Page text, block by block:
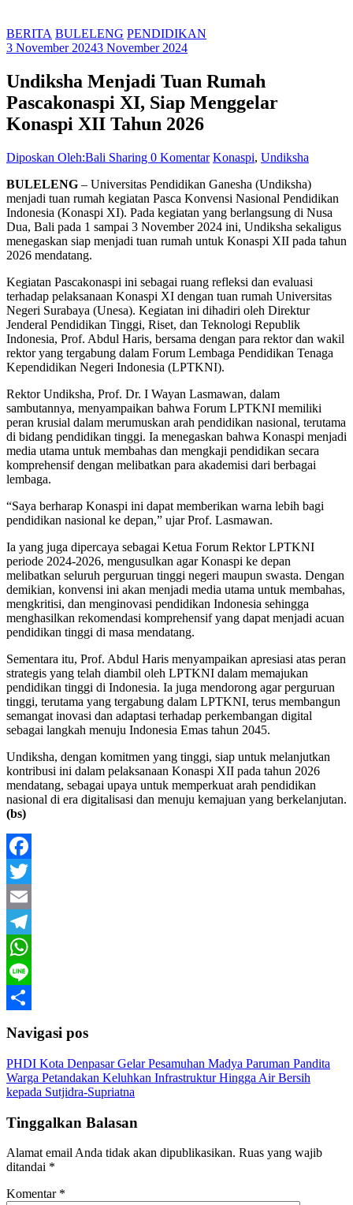
BERITA BULELENG PENDIDIKAN
3 November 20243 November 2024
Undiksha Menjadi Tuan Rumah
Pascakonaspi XI, Siap Menggelar
Konaspi XII Tahun 2026
Diposkan Oleh:Bali Sharing 0 Komentar Konaspi, Undiksha
BULELENG – Universitas Pendidikan Ganesha (Undiksha)
menjadi tuan rumah kegiatan Pasca Konvensi Nasional Pendidikan
Indonesia (Konaspi XI). Pada kegiatan yang berlangsung di Nusa
Dua, Bali pada 1 sampai 3 November 2024 ini, Undiksha sekaligus
menegaskan siap menjadi tuan rumah untuk Konaspi XII pada tahun
2026 mendatang.
Kegiatan Pascakonaspi ini sebagai ruang refleksi dan evaluasi
terhadap pelaksanaan Konaspi XI dengan tuan rumah Universitas
Negeri Surabaya (Unesa). Kegiatan ini dihadiri oleh Direktur
Jenderal Pendidikan Tinggi, Riset, dan Teknologi Republik
Indonesia, Prof. Abdul Haris, bersama dengan para rektor dan wakil
rektor yang tergabung dalam Forum Lembaga Pendidikan Tenaga
Kependidikan Negeri Indonesia (LPTKNI).
Rektor Undiksha, Prof. Dr. I Wayan Lasmawan, dalam
sambutannya, menyampaikan bahwa Forum LPTKNI memiliki
peran krusial dalam merumuskan arah pendidikan nasional, terutama
di bidang pendidikan tinggi. Ia menegaskan bahwa Konaspi menjadi
media utama untuk membahas dan mengkaji pendidikan secara
komprehensif dengan melibatkan para akademisi dari berbagai
lembaga.
“Saya berharap Konaspi ini dapat memberikan warna lebih bagi
pendidikan nasional ke depan,” ujar Prof. Lasmawan.
Ia yang juga dipercaya sebagai Ketua Forum Rektor LPTKNI
periode 2024-2026, mengusulkan agar Konaspi ke depan
melibatkan seluruh perguruan tinggi negeri maupun swasta. Dengan
demikian, konvensi ini akan menjadi media utama untuk membahas,
mengkritisi, dan menginovasi pendidikan Indonesia sehingga
menghasilkan rekomendasi komprehensif yang dapat menjadi acuan
pendidikan tinggi di masa mendatang.
Sementara itu, Prof. Abdul Haris menyampaikan apresiasi atas peran
strategis yang telah diambil oleh LPTKNI dalam memajukan
pendidikan tinggi di Indonesia. Ia juga mendorong agar perguruan
tinggi, terutama yang tergabung dalam LPTKNI, terus membangun
semangat inovasi dan adaptasi terhadap perkembangan digital
sebagai langkah menuju Indonesia Emas tahun 2045.
Undiksha, dengan komitmen yang tinggi, siap untuk melanjutkan
kontribusi ini dalam pelaksanaan Konaspi XII pada tahun 2026
mendatang, sebagai upaya untuk memperkuat arah pendidikan
nasional di era digitalisasi dan menuju kemajuan yang berkelanjutan.
(bs)
Facebook
Twitter
Email
Telegram
WhatsApp
Line
Navigasi pos
PHDI Kota Denpasar Gelar Pesamuhan Madya Paruman Pandita
Warga Petandakan Keluhkan Infrastruktur Hingga Air Bersih
kepada Sutjidra-Supriatna
Tinggalkan Balasan
Alamat email Anda tidak akan dipublikasikan. Ruas yang wajib
ditandai *
Komentar *